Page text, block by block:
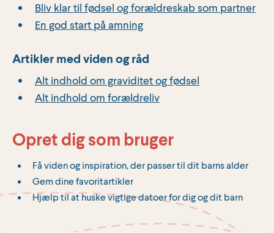
Bliv klar til fødsel og forældreskab som partner
En god start på amning
Artikler med viden og råd
Alt indhold om graviditet og fødsel
Alt indhold om forældreliv
Opret dig som bruger
Få viden og inspiration, der passer til dit barns alder
Gem dine favoritartikler
Hjælp til at huske vigtige datoer for dig og dit barn